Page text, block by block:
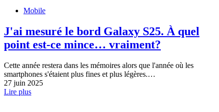
Mobile
J'ai mesuré le bord Galaxy S25. À quel
point est-ce mince… vraiment?
Cette année restera dans les mémoires alors que l'année où les
smartphones s'étaient plus fines et plus légères.…
27 juin 2025
Lire plus